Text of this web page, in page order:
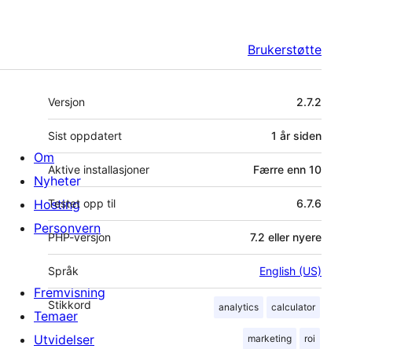
Brukerstøtte
Meta
Versjon 2.7.2
Sist oppdatert 1 år siden
Aktive installasjoner Færre enn 10
Testet opp til 6.7.6
PHP-versjon 7.2 eller nyere
Språk English (US)
Stikkord analytics calculator
marketing roi
Om
Nyheter
Hosting
Personvern
Fremvisning
Temaer
Utvidelser